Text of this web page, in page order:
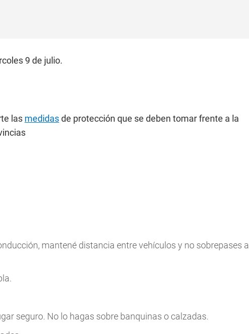
9 de julio.
las medidasde protección que se deben tomar frente a la
mantené distancia entre vehículos y no sobrepases a
seguro. No lo hagas sobre banquinas o calzadas.